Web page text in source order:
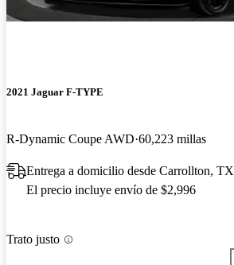
2021 Jaguar F-TYPE
R-Dynamic Coupe AWD 60,223 millas
Entrega a domicilio desde Carrollton, TX
El precio incluye envío de $2,996
Trato justo